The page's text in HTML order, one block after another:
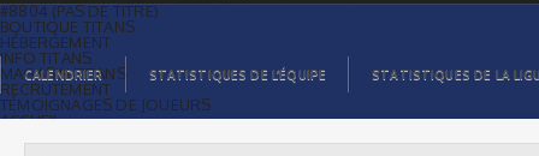
#8804 (PAS DE TITRE)
BOUTIQUE TITANS
HÉBERGEMENT
INFO TITANS
MAGASIN TITANS
RECRUTEMENT
TÉMOIGNAGES DE JOUEURS
ACCUEIL
CALENDRIER STATISTIQUES DE L’ÉQUIPE STATISTIQUES DE LA